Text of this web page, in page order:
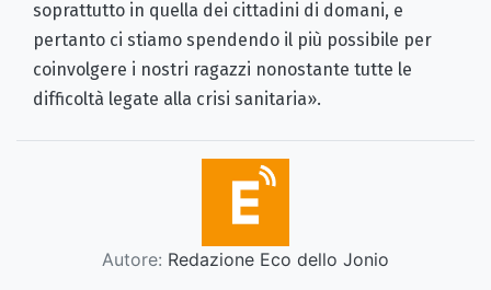
soprattutto in quella dei cittadini di domani, e
pertanto ci stiamo spendendo il più possibile per
coinvolgere i nostri ragazzi nonostante tutte le
difficoltà legate alla crisi sanitaria».
Autore: Redazione Eco dello Jonio